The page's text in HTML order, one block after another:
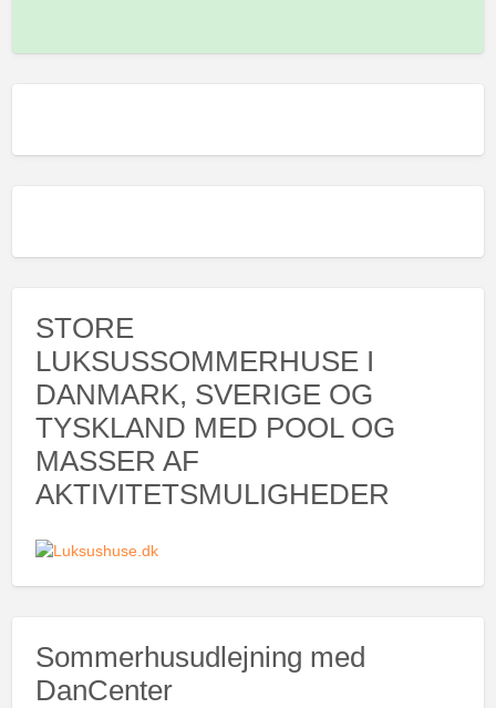
STORE
LUKSUSSOMMERHUSE I
DANMARK, SVERIGE OG
TYSKLAND MED POOL OG
MASSER AF
AKTIVITETSMULIGHEDER
Sommerhusudlejning med
DanCenter